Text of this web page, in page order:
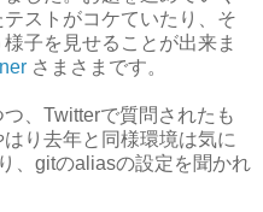
ストがコケていたり、そ
子を見せることが出来ま
さまさまです。
、Twitterで質問されたも
り去年と同様環境は気に
、gitのaliasの設定を聞かれ